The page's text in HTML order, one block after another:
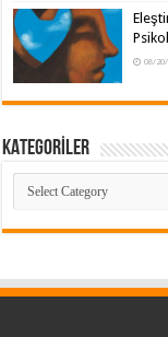
08/
KATEGORİLER
KATEGORİLER